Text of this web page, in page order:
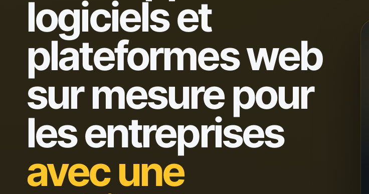
logiciels et
plateformes web
sur mesure pour
les entreprises
avec une